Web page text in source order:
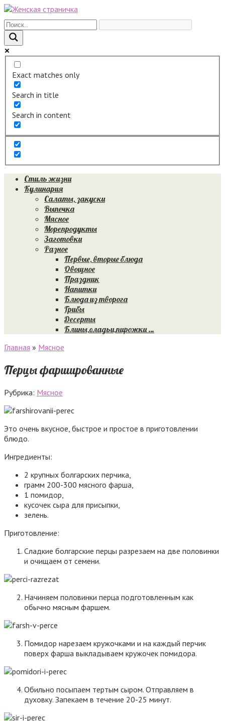
Перейти
к
контенту
Exact matches only
Search in title
Search in content
Стиль жизни
Кулинария
Салаты, закуски
Выпечка
Мясное
Морепродукты
Заготовки
Разное
Первые, вторые блюда
Овощное
Праздник
Напитки
Блюда из творога
Грибы
Десерты
Блины,оладьи,пирожки …
Главная » Мясное
Перцы фаршированные
Рубрика: Мясное
Это очень вкусное, быстрое и простое в приготовлении
блюдо.
Ингредиенты:
2 крупных болгарских перчика,
грамм 200-300 мясного фарша,
1 помидор,
кусочек сыра для присыпки,
зелень.
Приготовление:
Сладкие болгарские перцы разрезаем на две половинки
и очищаем от семени.
Начиняем половинки перца подготовленным как
обычно мясным фаршем.
Помидор нарезаем кружочками и на каждый перчик
поверх фарша выкладываем кружочек помидора.
Обильно посыпаем тертым сыром. Отправляем в
духовку. Запекаем в течение 20-25 минут.